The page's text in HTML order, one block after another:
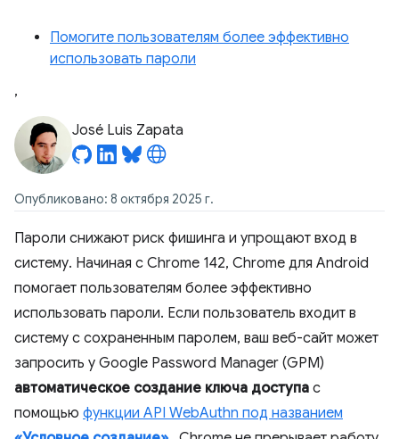
Помогите пользователям более эффективно
использовать пароли
,
José Luis Zapata
Опубликовано: 8 октября 2025 г.
Пароли снижают риск фишинга и упрощают вход в
систему. Начиная с Chrome 142, Chrome для Android
помогает пользователям более эффективно
использовать пароли. Если пользователь входит в
систему с сохраненным паролем, ваш веб-сайт может
запросить у Google Password Manager (GPM)
автоматическое создание ключа доступа с
помощью функции API WebAuthn под названием